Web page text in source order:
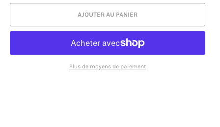
AJOUTER AU PANIER
Plus de moyens de paiement